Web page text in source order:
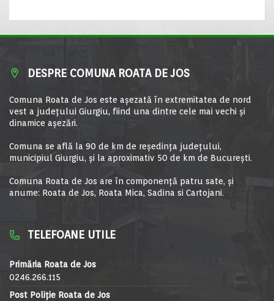
DESPRE COMUNA ROATA DE JOS
Comuna Roata de Jos este aşezată în extremitatea de nord
vest a judeţului Giurgiu, fiind una dintre cele mai vechi şi
dinamice aşezări.
Comuna se află la 90 de km de reşedinţa judeţului,
municipiul Giurgiu, şi la aproximativ 50 de km de Bucureşti.
Comuna Roata de Jos are în componență patru sate, și
anume: Roata de Jos, Roata Mica, Sadina si Cartojani.
TELEFOANE UTILE
Primăria Roata de Jos
0246.266.115
Post Poliție Roata de Jos